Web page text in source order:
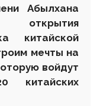
Абылхана
открытия
китайской
мечты на
войдут
китайских